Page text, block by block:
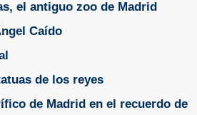
el antiguo zoo de Madrid
Caído
de los reyes
de Madrid en el recuerdo de